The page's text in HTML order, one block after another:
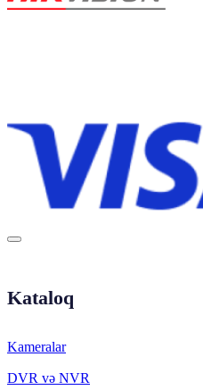
Kataloq
Kameralar
DVR və NVR